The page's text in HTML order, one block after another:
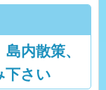
内散策、
下さい